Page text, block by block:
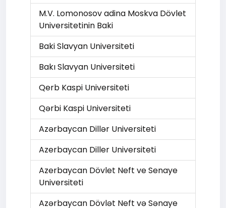
M.V. Lomonosov adina Moskva Dövlet
Universitetinin Baki
Baki Slavyan Universiteti
Bakı Slavyan Universiteti
Qerb Kaspi Universiteti
Qərbi Kaspi Universiteti
Azərbaycan Dillər Universiteti
Azerbaycan Diller Universiteti
Azerbaycan Dövlet Neft ve Senaye
Universiteti
Azərbaycan Dövlət Neft və Sənaye